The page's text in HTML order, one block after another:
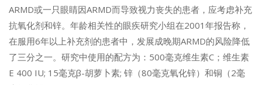
ARMD或一只眼睛因ARMD而导致视力丧失的患者，应考虑补充
抗氧化剂和锌。年龄相关性的眼疾研究小组在2001年报告称，
在服用6年以上补充剂的患者中，发展成晚期ARMD的风险降低
了三分之一。研究中使用的配方为：500毫克维生素C；维生素
E 400 IU; 15毫克β-胡萝卜素; 锌（80毫克氧化锌）和铜（2毫